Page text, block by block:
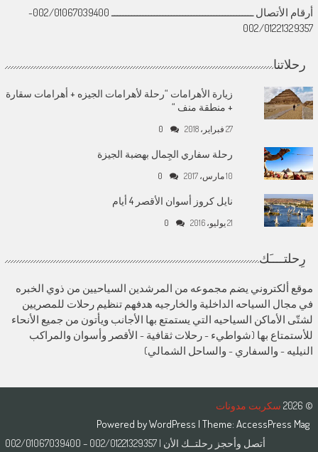
أرقام الأتصال ــــــــــــــــــــــــــــــــــــــــــــــــــ 002/01067039400-
002/01221329357
رحلاتنا
زيارة الأهرامات “رحلة لأهرامات الجيزه + أهرامات سقارة
+ منطقة منف “
27 فبراير، 2018 0
رحلة سفاري الجِمال بهضبة الجيزة
10 مارس، 2017 0
نايل كروز أسوان الأقصر 4 أيام
21 يوليو، 2016 0
رِحلتــــَك
موقع ألكتروني يضم مجموعه من المرشدين السياحيين من ذوي الخبره
في مجال السياحه الداخلية والخارجيه هدفهم تنظيم رحلات للمصريين
لشتّى الأماكن السياحيه التي يستمتع بها الأجانب ويأتون من جميع الأنحاء
للأستمتاع بها (شواطيء - رحلات ثقافية - الأقصر وأسوان والمراكب
النيليه - والسفاري - والساحل الشمالي)
© 2026 سكربت مدونات
Powered byWordPress | Theme:AccessPress Mag
أتصل وأحجز رحلتــك الأن | 002/01221329357 – 002/01067039400